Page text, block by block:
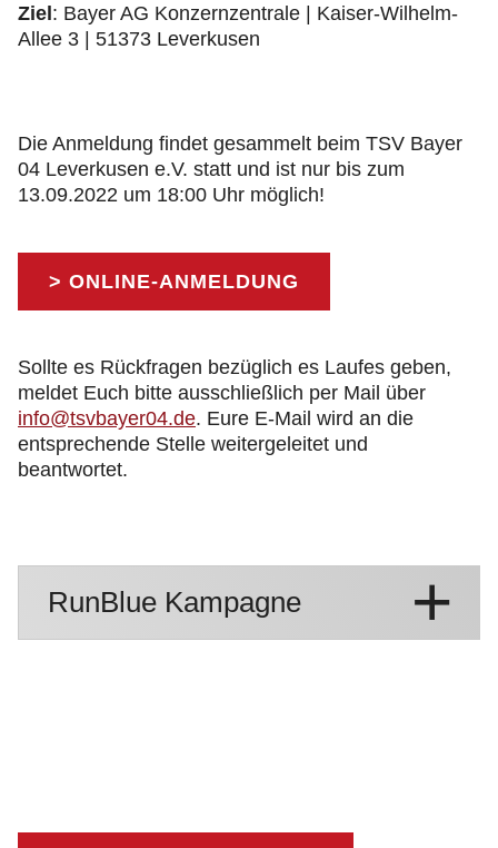
Ziel : Bayer AG Konzernzentrale | Kaiser-Wilhelm-
Allee 3 | 51373 Leverkusen
Die Anmeldung findet gesammelt beim TSV Bayer
04 Leverkusen e.V. statt und ist nur bis zum
13.09.2022 um 18:00 Uhr möglich!
> ONLINE-ANMELDUNG
Sollte es Rückfragen bezüglich es Laufes geben,
meldet Euch bitte ausschließlich per Mail über
info@tsvbayer04.de. Eure E-Mail wird an die
entsprechende Stelle weitergeleitet und
beantwortet.
RunBlue Kampagne